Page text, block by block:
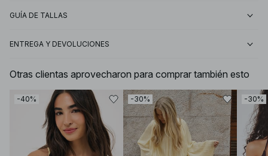
GUÍA DE TALLAS
ENTREGA Y DEVOLUCIONES
Otras clientas aprovecharon para comprar también esto
-40% -30% -30%